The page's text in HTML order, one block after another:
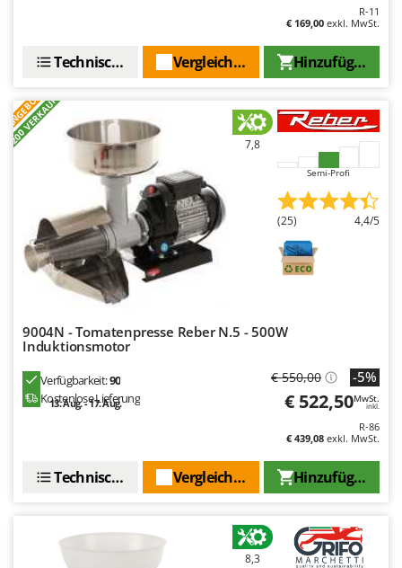
R-11
€ 169,00 exkl. MwSt.
Hinzufügen
Vergleichen Sie
Technische Daten
ANGEBOT
+200 VERKAUFT 7,8
Semi-Profi
(25) 4,4/5
9004N - Tomatenpresse Reber N.5 - 500W
Induktionsmotor
Verfügbarkeit:90
Kostenlose Lieferung
13. Aug. - 17. Aug.
€ 550,00 -5%
€ 522,50MwSt.
inkl.
R-86
€ 439,08 exkl. MwSt.
Hinzufügen
Vergleichen Sie
Technische Daten
8,3